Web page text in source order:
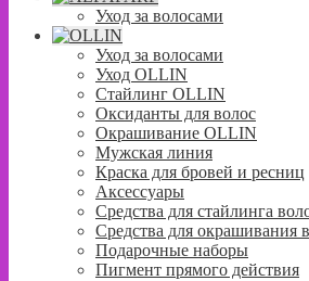
Уход за волосами
Уход за волосами
Уход OLLIN
Стайлинг OLLIN
Оксиданты для волос
Окрашивание OLLIN
Мужская линия
Краска для бровей и ресниц
Аксессуары
Средства для стайлинга
Средства для окрашивания
Подарочные наборы
Пигмент прямого действия